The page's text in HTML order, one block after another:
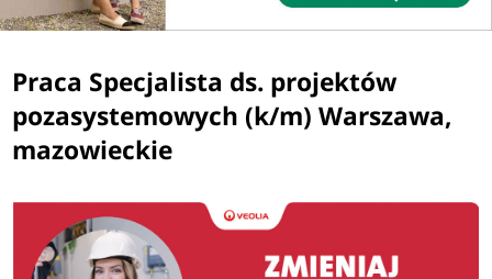
Praca Specjalista ds. projektów
pozasystemowych (k/m) Warszawa,
mazowieckie